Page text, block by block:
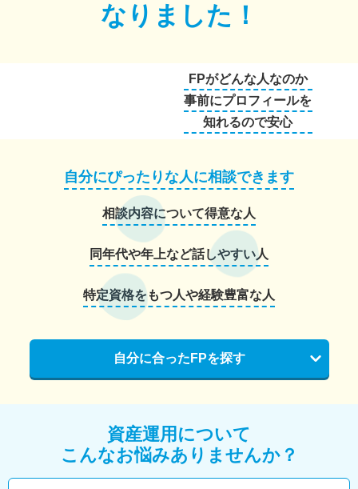
なりました！
FPがどんな人なのか
事前にプロフィールを
知れるので安心
自分にぴったりな人に相談できます
相談内容について得意な人
同年代や年上など話しやすい人
特定資格をもつ人や経験豊富な人
自分に合ったFPを探す
資産運用について
こんなお悩みありませんか？